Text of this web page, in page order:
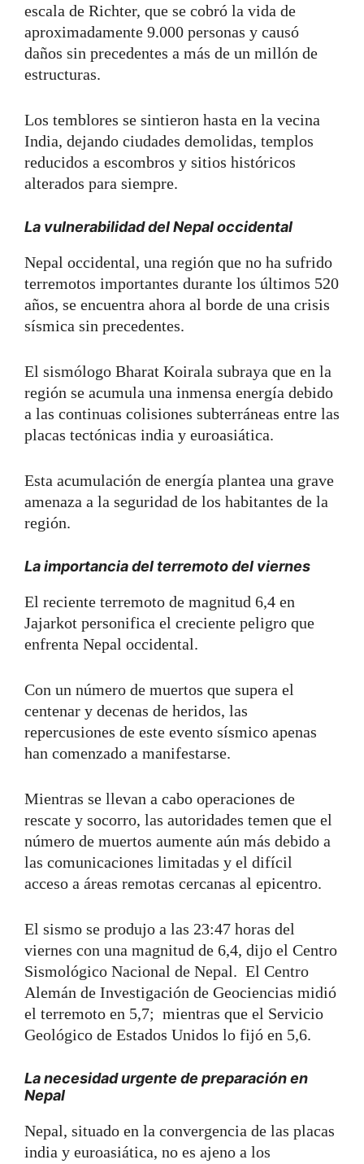
escala de Richter, que se cobró la vida de
aproximadamente 9.000 personas y causó
daños sin precedentes a más de un millón de
estructuras.
Los temblores se sintieron hasta en la vecina
India, dejando ciudades demolidas, templos
reducidos a escombros y sitios históricos
alterados para siempre.
La vulnerabilidad del Nepal occidental
Nepal occidental, una región que no ha sufrido
terremotos importantes durante los últimos 520
años, se encuentra ahora al borde de una crisis
sísmica sin precedentes.
El sismólogo Bharat Koirala subraya que en la
región se acumula una inmensa energía debido
a las continuas colisiones subterráneas entre las
placas tectónicas india y euroasiática.
Esta acumulación de energía plantea una grave
amenaza a la seguridad de los habitantes de la
región.
La importancia del terremoto del viernes
El reciente terremoto de magnitud 6,4 en
Jajarkot personifica el creciente peligro que
enfrenta Nepal occidental.
Con un número de muertos que supera el
centenar y decenas de heridos, las
repercusiones de este evento sísmico apenas
han comenzado a manifestarse.
Mientras se llevan a cabo operaciones de
rescate y socorro, las autoridades temen que el
número de muertos aumente aún más debido a
las comunicaciones limitadas y el difícil
acceso a áreas remotas cercanas al epicentro.
El sismo se produjo a las 23:47 horas del
viernes con una magnitud de 6,4, dijo el Centro
Sismológico Nacional de Nepal. El Centro
Alemán de Investigación de Geociencias midió
el terremoto en 5,7; mientras que el Servicio
Geológico de Estados Unidos lo fijó en 5,6.
La necesidad urgente de preparación en
Nepal
Nepal, situado en la convergencia de las placas
india y euroasiática, no es ajeno a los